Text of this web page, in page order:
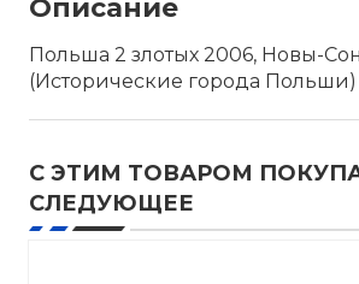
Описание
Польша 2 злотых 2006, Новы-
(Исторические города Польши)
С ЭТИМ ТОВАРОМ
СЛЕДУЮЩЕЕ